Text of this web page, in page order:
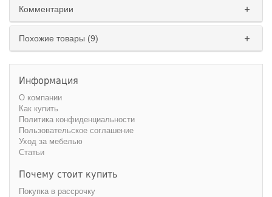
Комментарии
Похожие товары (9)
Информация
О компании
Как купить
Политика конфиденциальности
Пользовательское соглашение
Уход за мебелью
Статьи
Почему стоит купить
Покупка в рассрочку